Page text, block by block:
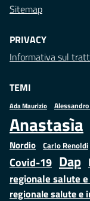
Sitemap
PRIVACY
Informativa sul
TEMI
Ada Maurizio
Anastasìa
Nordio Carlo Renoldi
Covid-19 Dap
regionale salute
regionale salute e